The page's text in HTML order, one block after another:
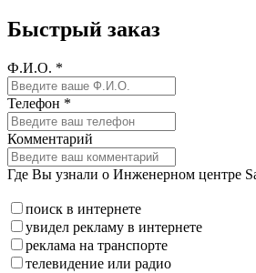
Быстрый заказ
Ф.И.О. *
Телефон *
Комментарий
Где Вы узнали о Инженерном центре
поиск в интернете
увидел рекламу в интернете
реклама на транспорте
телевидение или радио